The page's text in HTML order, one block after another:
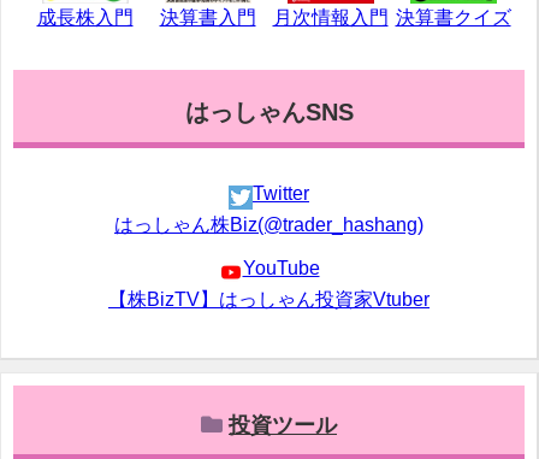
成長株入門 決算書入門 月次情報入門 決算書クイズ
はっしゃんSNS
Twitter
はっしゃん株Biz(@trader_hashang)
YouTube
【株BizTV】はっしゃん投資家Vtuber
投資ツール